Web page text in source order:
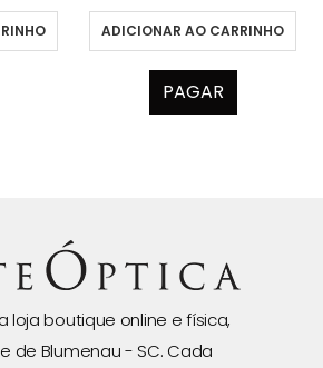
ADICIONAR AO CARRINHO
PAGAR
loja boutique online e física,
de Blumenau - SC. Cada